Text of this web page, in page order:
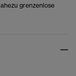
grenzenlose